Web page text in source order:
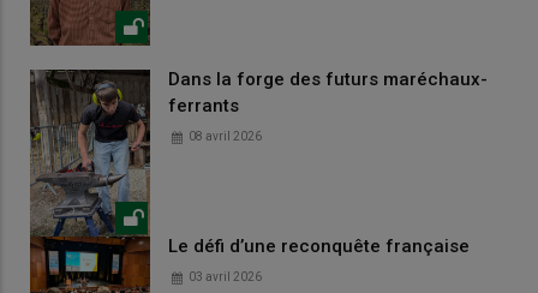
Dans la forge des futurs maréchaux-
ferrants
08 avril 2026
Le défi d’une reconquête française
03 avril 2026